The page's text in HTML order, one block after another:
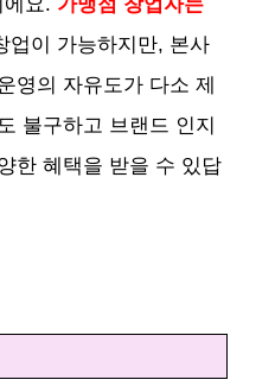
d
e
업이 가능하지만, 본사
영의 자유도가 다소 제
불구하고 브랜드 인지
한 혜택을 받을 수 있답